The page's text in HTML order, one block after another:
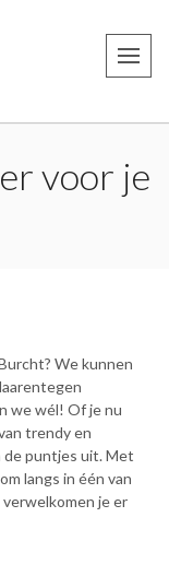
voor je
We kunnen
we wél! Of je nu
trendy en
puntjes uit. Met
langs in één van
je er